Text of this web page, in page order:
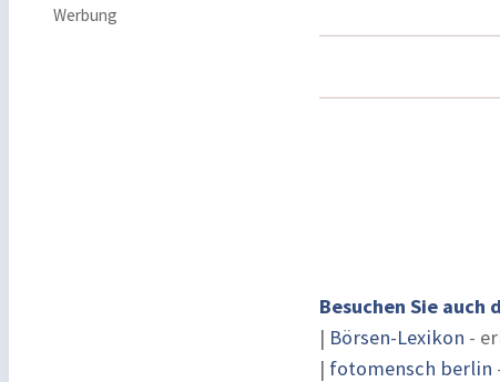
Werbung
Besuchen Sie auch
| Börsen-Lexikon -
| fotomensch berlin